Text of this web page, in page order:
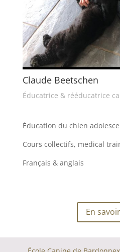
Claude Beetschen
Éducatrice & rééducatrice
Éducation du chien
Cours collectifs, medical
Français & anglais
En